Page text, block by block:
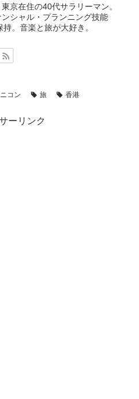
京在住の40代サラリーマン。
ンシャル・プランニング技能
。音楽と旅が大好き。
ニコン 旅 香港
ーリンク